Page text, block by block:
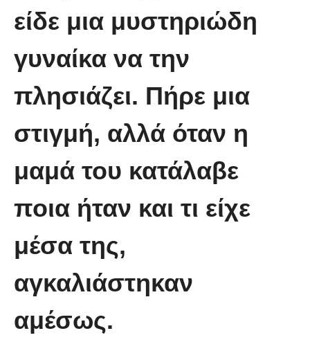
πάμπλουτου
είδε μια μυστηριώδη
γυναίκα να την
πλησιάζει. Πήρε μια
στιγμή, αλλά όταν η
μαμά του κατάλαβε
ποια ήταν και τι είχε
μέσα της,
αγκαλιάστηκαν
αμέσως.